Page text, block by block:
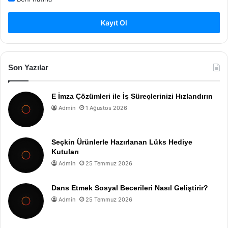
Kayıt Ol
Son Yazılar
E İmza Çözümleri ile İş Süreçlerinizi Hızlandırın
Admin 1 Ağustos 2026
Seçkin Ürünlerle Hazırlanan Lüks Hediye
Kutuları
Admin 25 Temmuz 2026
Dans Etmek Sosyal Becerileri Nasıl Geliştirir?
Admin 25 Temmuz 2026